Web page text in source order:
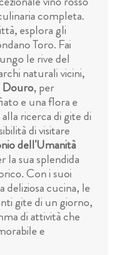
completa.
esplora gli
Toro. Fai
le rive del
naturali vicini,
Douro, per
e una flora e
ricerca di gite di
di visitare
dell'Umanità
la sua splendida
Con i suoi
cucina, le
gite di un giorno,
di attività che
e